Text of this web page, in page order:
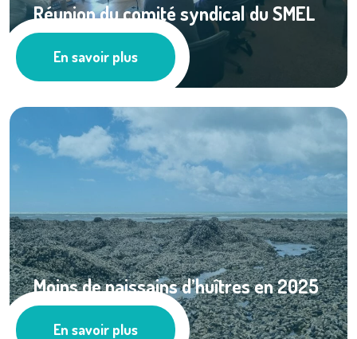
Réunion du comité syndical du SMEL
du 27 mai ...
Actualités
En savoir plus
Moins de naissains d’huîtres en 2025
sur les ...
Actualités
En savoir plus